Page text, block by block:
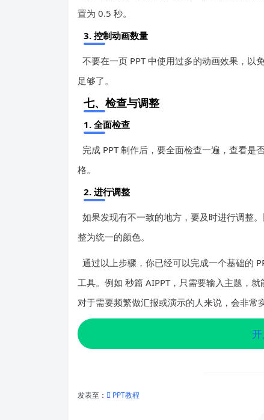
置为 0.5 秒。
3. 控制动画数量
不要在一页 PPT 中使用过多的动画效果，以
足够了。
七、检查与调整
1. 全面检查
完成 PPT 制作后，要全面检查一遍，查看是
格。
2. 进行调整
如果发现有不一致的地方，要及时进行调整
整为统一的颜色。
通过以上步骤，你已经可以完成一个基础的
工具。例如 秒篇 AIPPT，只需要输入主题，
对于需要频繁做汇报或演示的人来说，会非常实
发表至： PPT教程